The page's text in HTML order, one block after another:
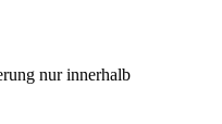
nur innerhalb